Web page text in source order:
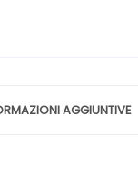
AGGIUNTIVE